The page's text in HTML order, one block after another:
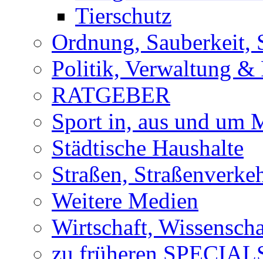
Tierschutz
Ordnung,
Politik, Verwaltung &
RATGEBER
Sport in, aus und um
Städtische Haushalte
Straßen,
Weitere Medien
Wirtschaft,
zu früheren